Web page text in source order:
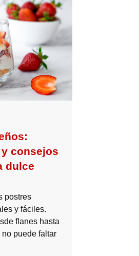
consejos
dulce
postres
y fáciles.
flanes hasta
puede faltar